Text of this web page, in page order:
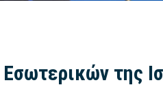
της